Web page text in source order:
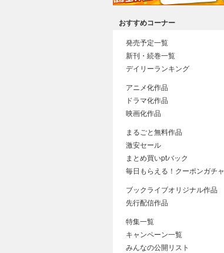
おすすめコーナー
発売予定一覧
新刊・続巻一覧
デイリーランキング
アニメ化作品
ドラマ化作品
映画化作品
まるごと無料作品
激安セール
まとめ買いptバック
毎日もらえる！クーポンガチャ
ブックライブオリジナル作品
先行配信作品
特集一覧
キャンペーン一覧
みんなの公開リスト